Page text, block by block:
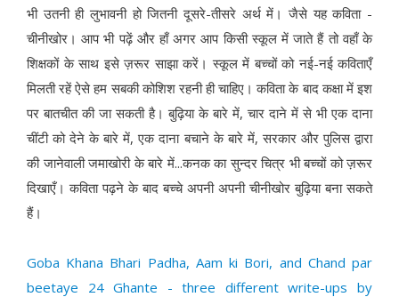
भी उतनी ही लुभावनी हो जितनी दूसरे-तीसरे अर्थ में। जैसे यह कविता -
चीनीखोर। आप भी पढ़ें और हाँ अगर आप किसी स्कूल में जाते हैं तो वहाँ के
शिक्षकों के साथ इसे ज़रूर साझा करें। स्कूल में बच्चों को नई-नई कविताएँ
मिलती रहें ऐसे हम सबकी कोशिश रहनी ही चाहिए। कविता के बाद कक्षा में इश
पर बातचीत की जा सकती है। बुढ़िया के बारे में, चार दाने में से भी एक दाना
चींटी को देने के बारे में, एक दाना बचाने के बारे में, सरकार और पुलिस द्वारा
की जानेवाली जमाखोरी के बारे में...कनक का सुन्दर चित्र भी बच्चों को ज़रूर
दिखाएँ। कविता पढ़ने के बाद बच्चे अपनी अपनी चीनीखोर बुढ़िया बना सकते
हैं।
Goba Khana Bhari Padha, Aam ki Bori, and Chand par
beetaye 24 Ghante - three different write-ups by